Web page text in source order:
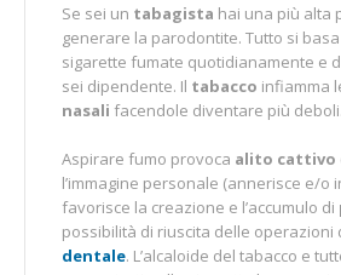
Se sei un tabagista hai una più alta
generare la parodontite. Tutto si
sigarette fumate quotidianamente e
sei dipendente. Il tabacco infiamma
nasali facendole diventare più deboli.
Aspirare fumo provoca alito cattivo
l’immagine personale (annerisce e/o
favorisce la creazione e l’accumulo di
possibilità di riuscita delle operazioni
dentale. L’alcaloide del tabacco e